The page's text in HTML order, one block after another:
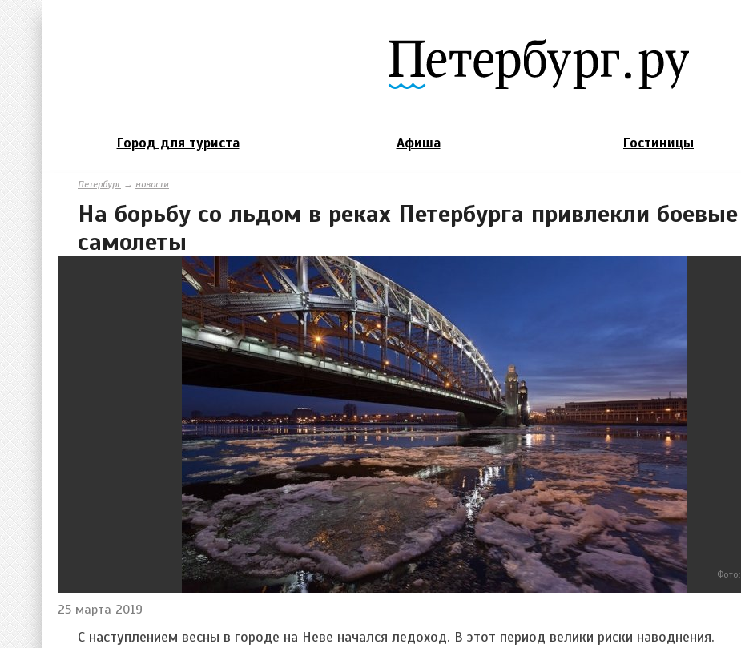
Город для туриста Афиша Гостиницы
Петербург→ новости
На борьбу со льдом в реках Петербурга привлекли боевые
самолеты
Фото:
25 марта 2019
С наступлением весны в городе на Неве начался ледоход. В этот период велики риски наводнения.